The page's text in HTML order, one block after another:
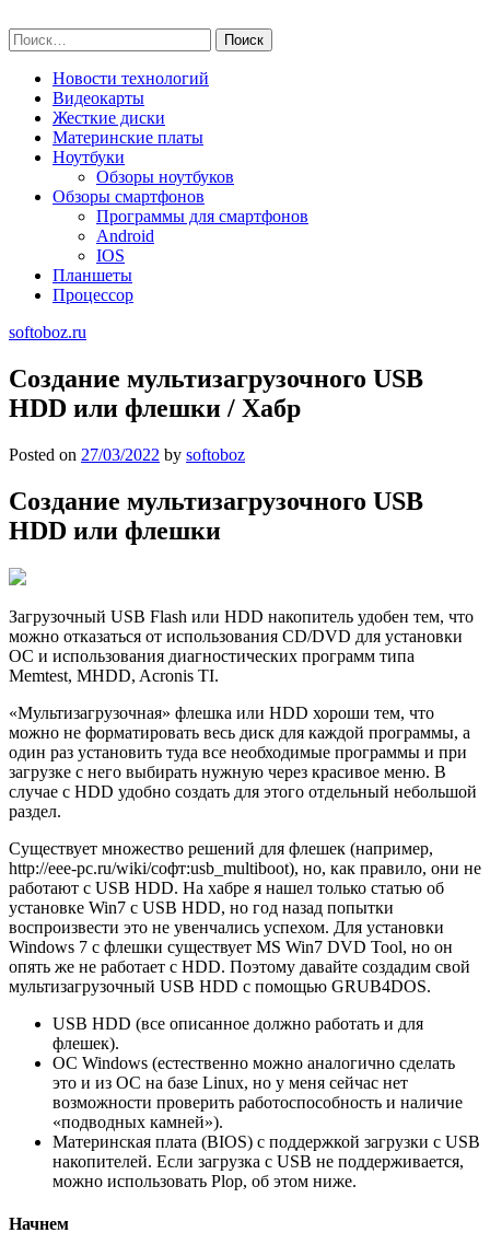
to
content
Найти:
Новости технологий
Видеокарты
Жесткие диски
Материнские платы
Ноутбуки
Обзоры ноутбуков
Обзоры смартфонов
Программы для смартфонов
Android
IOS
Планшеты
Процессор
softoboz.ru
Создание мультизагрузочного USB
HDD или флешки / Хабр
Posted on 27/03/2022 by softoboz
Создание мультизагрузочного USB
HDD или флешки
Загрузочный USB Flash или HDD накопитель удобен тем, что
можно отказаться от использования CD/DVD для установки
ОС и использования диагностических программ типа
Memtest, MHDD, Acronis TI.
«Мультизагрузочная» флешка или HDD хороши тем, что
можно не форматировать весь диск для каждой программы, а
один раз установить туда все необходимые программы и при
загрузке с него выбирать нужную через красивое меню. В
случае с HDD удобно создать для этого отдельный небольшой
раздел.
Существует множество решений для флешек (например,
http://eee-pc.ru/wiki/софт:usb_multiboot), но, как правило, они не
работают с USB HDD. На хабре я нашел только статью об
установке Win7 с USB HDD, но год назад попытки
воспроизвести это не увенчались успехом. Для установки
Windows 7 с флешки существует MS Win7 DVD Tool, но он
опять же не работает с HDD. Поэтому давайте создадим свой
мультизагрузочный USB HDD с помощью GRUB4DOS.
USB HDD (все описанное должно работать и для
флешек).
ОС Windows (естественно можно аналогично сделать
это и из ОС на базе Linux, но у меня сейчас нет
возможности проверить работоспособность и наличие
«подводных камней»).
Материнская плата (BIOS) с поддержкой загрузки с USB
накопителей. Если загрузка с USB не поддерживается,
можно использовать Plop, об этом ниже.
Начнем